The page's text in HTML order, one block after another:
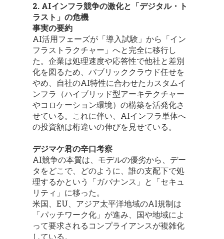
2. AIインフラ競争の激化と「デジタル・ト
ラスト」の危機
事実の要約
AI活用フェーズが「導入試験」から「イン
フラストラクチャー」へと完全に移行し
た。企業は処理速度や応答性で他社と差別
化を図るため、パブリッククラウド任せを
やめ、自社のAI特性に合わせたカスタムイ
ンフラ（ハイブリッド型アーキテクチャー
やコロケーション環境）の構築を活発化さ
せている。これに伴い、AIインフラ単体へ
の投資額は桁違いの伸びを見せている。
デジマケ君の辛口考察
AI競争の本質は、モデルの優劣から、デー
タをどこで、どのように、誰の支配下で処
理するかという「ガバナンス」と「セキュ
リティ」に移った。
米国、EU、アジア太平洋地域のAI規制は
「パッチワーク化」が進み、国や地域によ
って要求されるコンプライアンスが複雑化
している。